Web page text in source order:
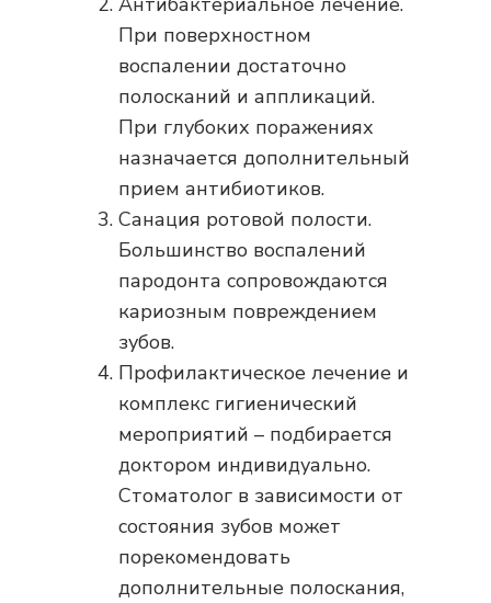
При поверхностном
воспалении достаточно
полосканий и аппликаций.
При глубоких поражениях
назначается дополнительный
прием антибиотиков.
Санация ротовой полости.
Большинство воспалений
пародонта сопровождаются
кариозным повреждением
зубов.
Профилактическое лечение и
комплекс гигиенический
мероприятий – подбирается
доктором индивидуально.
Стоматолог в зависимости от
состояния зубов может
порекомендовать
дополнительные полоскания,